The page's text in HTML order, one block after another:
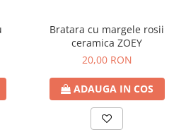
Bratara cu margele rosii
ceramica ZOEY
20,00 RON
ADAUGA IN COS